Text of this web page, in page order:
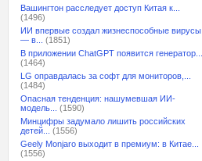
Вашингтон расследует доступ Китая к...
(1496)
ИИ впервые создал жизнеспособные вирусы
— в...
(1851)
В приложении ChatGPT появится генератор...
(1464)
LG оправдалась за софт для мониторов,...
(1484)
Опасная тенденция: нашумевшая ИИ-
модель...
(1590)
Минцифры задумало лишить российских
детей...
(1556)
Geely Monjaro выходит в премиум: в Китае...
(1556)